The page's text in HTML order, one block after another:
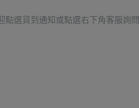
點選貨到通知或點選右下角客服詢問